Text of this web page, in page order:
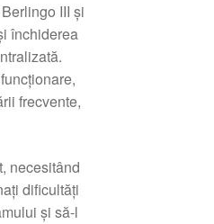
III și
închiderea
frecvente,
necesitând
dificultăți
și să-l